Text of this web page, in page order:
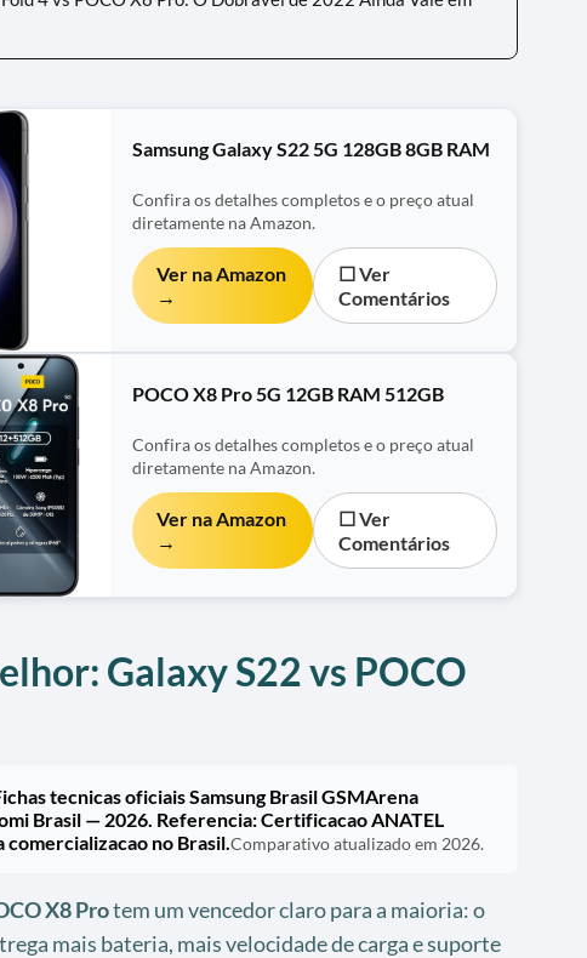
Samsung Galaxy S22 5G 128GB 8GB RAM
Confira os detalhes completos e o preço atual
diretamente na Amazon.
Ver na Amazon
→
☐ Ver
Comentários
POCO X8 Pro 5G 12GB RAM 512GB
Confira os detalhes completos e o preço atual
diretamente na Amazon.
Ver na Amazon
→
☐ Ver
Comentários
Galaxy S22 vs POCO
tecnicas oficiais Samsung Brasil GSMArena
Brasil — 2026. Referencia: Certificacao ANATEL
no Brasil. Comparativo atualizado em 2026.
X8 Protem um vencedor claro para a maioria: o
mais bateria, mais velocidade de carga e suporte